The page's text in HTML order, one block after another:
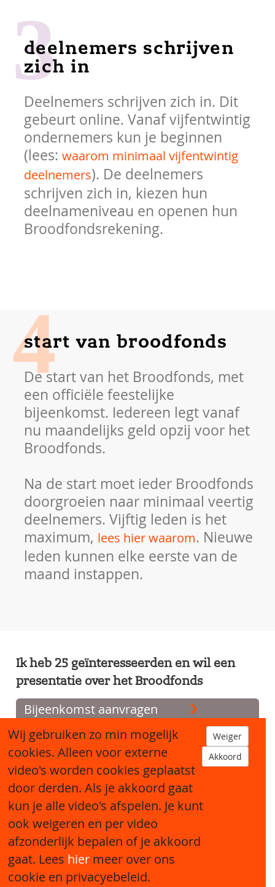
3
deelnemers schrijven
zich in
Deelnemers schrijven zich in. Dit
gebeurt online. Vanaf vijfentwintig
ondernemers kun je beginnen
(lees: waarom minimaal vijfentwintig
deelnemers). De deelnemers
schrijven zich in, kiezen hun
deelnameniveau en openen hun
Broodfondsrekening.
4
start van broodfonds
De start van het Broodfonds, met
een officiële feestelijke
bijeenkomst. Iedereen legt vanaf
nu maandelijks geld opzij voor het
Broodfonds.
Na de start moet ieder Broodfonds
doorgroeien naar minimaal veertig
deelnemers. Vijftig leden is het
maximum, lees hier waarom. Nieuwe
leden kunnen elke eerste van de
maand instappen.
Ik heb 25 geïnteresseerden en wil een
presentatie over het Broodfonds
Bijeenkomst aanvragen
Sitemap
Wij gebruiken zo min mogelijk
cookies. Alleen voor externe
video's worden cookies geplaatst
door derden. Als je akkoord gaat
kun je alle video's afspelen. Je kunt
ook weigeren en per video
afzonderlijk bepalen of je akkoord
gaat. Lees hier meer over ons
cookie en privacyebeleid.
Weiger
Akkoord